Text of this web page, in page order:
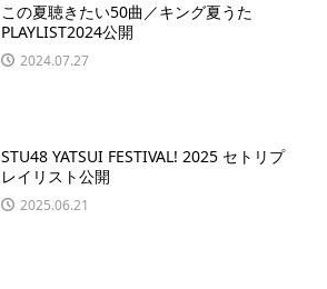
この夏聴きたい50曲／キング夏うた
PLAYLIST2024公開
2024.07.27
STU48 YATSUI FESTIVAL! 2025 セトリプ
レイリスト公開
2025.06.21